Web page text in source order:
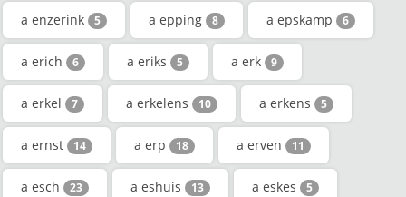
a enzerink 5 a epping 8 a epskamp 6
a erich 6 a eriks 5 a erk 9
a erkel 7 a erkelens 10 a erkens 5
a ernst 14 a erp 18 a erven 11
a esch 23 a eshuis 13 a eskes 5